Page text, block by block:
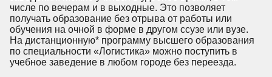
числе по вечерам и в выходные. Это позволяет
получать образование без отрыва от работы или
обучения на очной в форме в другом ссузе или вузе.
На дистанционную* программу высшего образования
по специальности «Логистика» можно поступить в
учебное заведение в любом городе без переезда.